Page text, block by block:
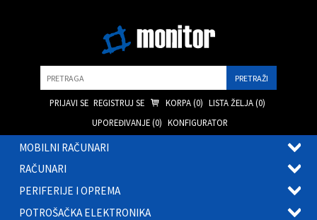
PRIJAVI SE REGISTRUJ SE KORPA (0) LISTA ŽELJA (0)
UPOREĐIVANJE (0) KONFIGURATOR
MOBILNI RAČUNARI
RAČUNARI
PERIFERIJE I OPREMA
POTROŠAČKA ELEKTRONIKA